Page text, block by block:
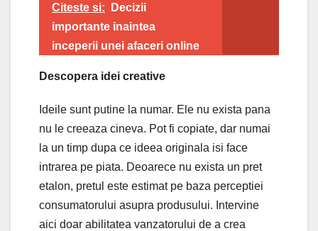
Citeste si:
Decizii
importante inaintea
inceperii unei afaceri online
Descopera idei creative
Ideile sunt putine la numar. Ele nu exista pana
nu le creeaza cineva. Pot fi copiate, dar numai
la un timp dupa ce ideea originala isi face
intrarea pe piata. Deoarece nu exista un pret
etalon, pretul este estimat pe baza perceptiei
consumatorului asupra produsului. Intervine
aici doar abilitatea vanzatorului de a crea